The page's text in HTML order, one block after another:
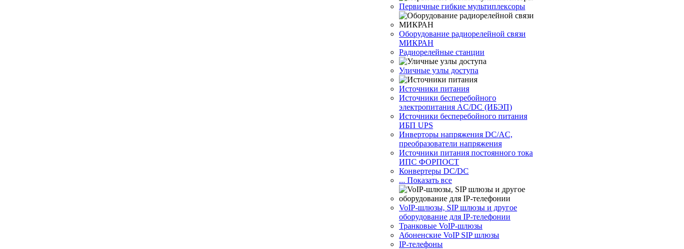
Первичные гибкие мультиплексоры
Оборудование радиорелейной связи
МИКРАН
Радиорелейные станции
Уличные узлы доступа
Источники питания
Источники бесперебойного
электропитания AC/DC (ИБЭП)
Источники бесперебойного питания
ИБП UPS
Инверторы напряжения DC/AC,
преобразователи напряжения
Источники питания постоянного тока
ИПС ФОРПОСТ
Конвертеры DC/DC
... Показать все
VoIP-шлюзы, SIP шлюзы и другое
оборудование для IP-телефонии
Транковые VoIP-шлюзы
Абоненские VoIP SIP шлюзы
IP-телефоны